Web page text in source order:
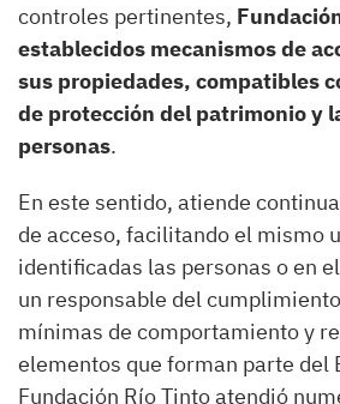
controles pertinentes,
establecidos mecanismos de
sus propiedades, compatibles
de protección del patrimonio y
personas.
En este sentido, atiende
de acceso, facilitando el mismo
identificadas las personas o en
un responsable del
mínimas de comportamiento y
elementos que forman parte del
Fundación Río Tinto atendió